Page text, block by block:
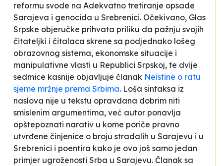
reformu svode na Adekvatno tretiranje opsade
Sarajeva i genocida u Srebrenici. Očekivano, Glas
Srpske objeručke prihvata priliku da pažnju svojih
čitateljki i čitalaca skrene sa podjednako lošeg
obrazovnog sistema, ekonomske situacije i
manipulativne vlasti u Republici Srpskoj, te dvije
sedmice kasnije objavljuje članak Neistine o ratu
sjeme mržnje prema Srbima. Loša sintaksa iz
naslova nije u tekstu opravdana dobrim niti
smislenim argumentima, već autor ponavlja
opštepoznati narativ u kome poriče pravno
utvrđene činjenice o broju stradalih u Sarajevu i u
Srebrenici i poentira kako je ovo još samo jedan
primjer ugroženosti Srba u Sarajevu. Članak sa